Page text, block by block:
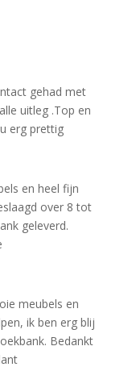
gehad met
uitleg .Top en
erg prettig
en heel fijn
over 8 tot
geleverd.
meubels en
ik ben erg blij
Bedankt